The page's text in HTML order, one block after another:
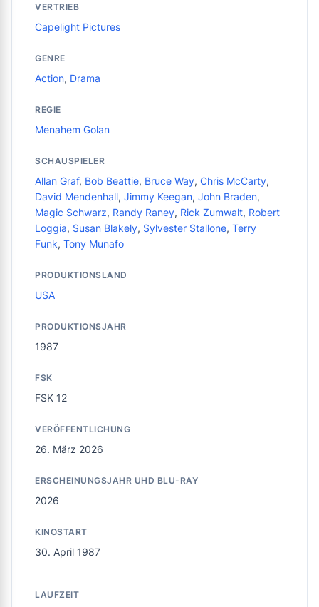
VERTRIEB
Capelight Pictures
GENRE
Action, Drama
REGIE
Menahem Golan
SCHAUSPIELER
Allan Graf, Bob Beattie, Bruce Way, Chris McCarty,
David Mendenhall, Jimmy Keegan, John Braden,
Magic Schwarz, Randy Raney, Rick Zumwalt, Robert
Loggia, Susan Blakely, Sylvester Stallone, Terry
Funk, Tony Munafo
PRODUKTIONSLAND
USA
PRODUKTIONSJAHR
1987
FSK
FSK 12
VERÖFFENTLICHUNG
26. März 2026
ERSCHEINUNGSJAHR UHD BLU-RAY
2026
KINOSTART
30. April 1987
LAUFZEIT